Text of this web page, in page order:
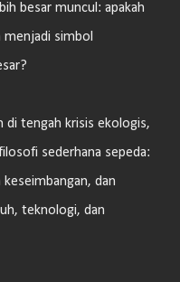
besar muncul: apakah
menjadi simbol
di tengah krisis ekologis,
sederhana sepeda:
dan
teknologi, dan